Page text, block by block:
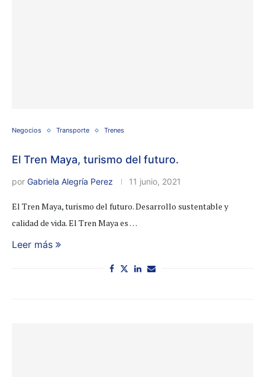
Negocios Transporte Trenes
El Tren Maya, turismo del futuro.
por Gabriela Alegría Perez 11 junio, 2021
El Tren Maya, turismo del futuro. Desarrollo sustentable y
calidad de vida. El Tren Maya es …
Leer más